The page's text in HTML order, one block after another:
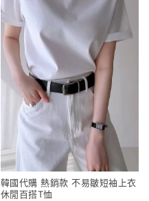
韓國代購 熱銷款 不易皺短袖上衣
休閒百搭T恤